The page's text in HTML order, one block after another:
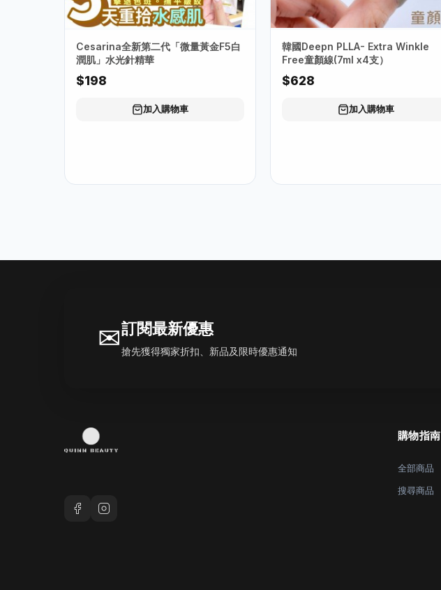
Cesarina全新第二代「微量黃金F5白
潤肌」水光針精華
$198
加入購物車
韓國Deepn PLLA- Extra Winkle
Free童顏線(7ml x4支）
$628
加入購物車
✉訂閱最新優惠
搶先獲得獨家折扣、新品及限時優惠通知
購物指南
全部商品
搜尋商品